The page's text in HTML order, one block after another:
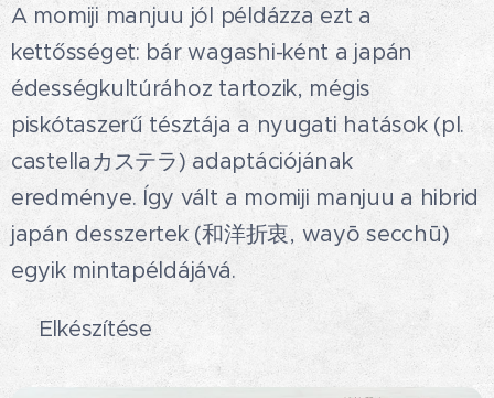
A momiji manjuu jól példázza ezt a
kettősséget: bár wagashi-ként a japán
édességkultúrához tartozik, mégis
piskótaszerű tésztája a nyugati hatások (pl.
castellaカステラ) adaptációjának
eredménye. Így vált a momiji manjuu a hibrid
japán desszertek (和洋折衷, wayō secchū)
egyik mintapéldájává.😋
🍁Elkészítése